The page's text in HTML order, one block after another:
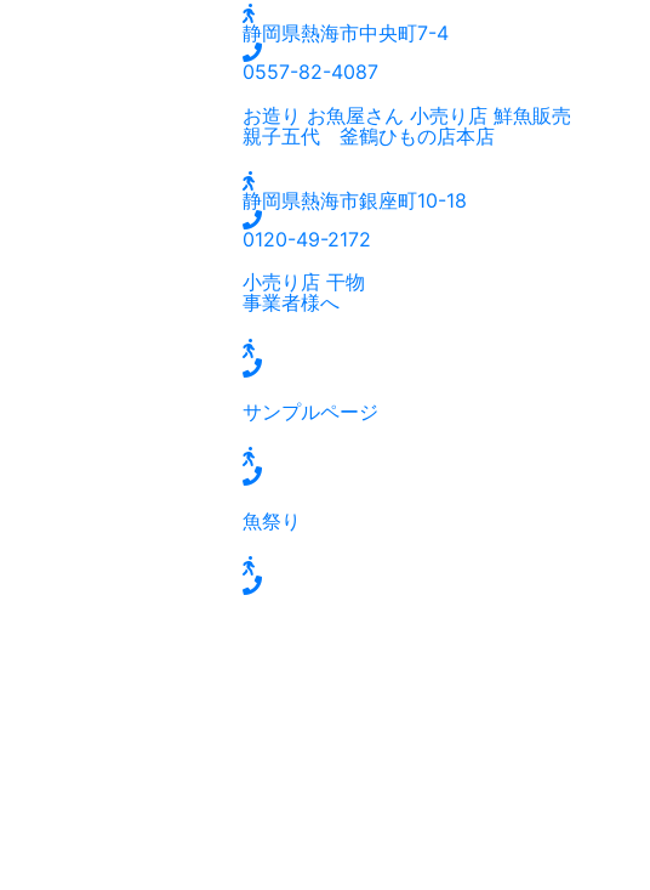
静岡県熱海市中央町7-4
0557-82-4087
お造り お魚屋さん 小売り店 鮮魚販売
親子五代 釜鶴ひもの店本店
静岡県熱海市銀座町10-18
0120-49-2172
小売り店 干物
事業者様へ
サンプルページ
魚祭り